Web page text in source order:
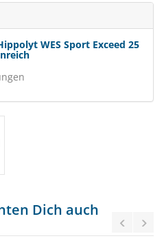
WES Sport Exceed 25
Dich auch